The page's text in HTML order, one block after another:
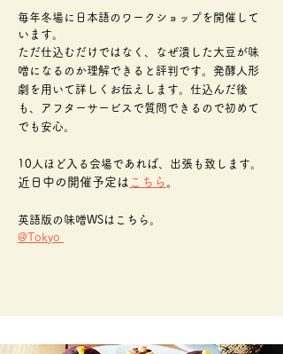
毎年冬場に日本語のワークショップを開催して
います。
ただ仕込むだけではなく、なぜ潰した大豆が味
噌になるのか理解できると評判です。発酵人形
劇を用いて詳しくお伝えします。 仕込んだ後
も、アフターサービスで質問できるので初めて
でも 安心。
10人ほど入る会場であれば、出張も致します。
近日中の開催予定は こちら 。
英語版の味噌WSはこちら。
@Tokyo